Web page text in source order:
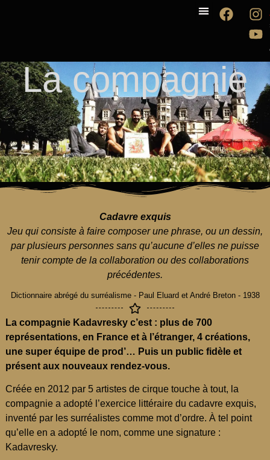
La compagnie
Cadavre exquis
Jeu qui consiste à faire composer une phrase, ou un dessin,
par plusieurs personnes sans qu’aucune d’elles ne puisse
tenir compte de la collaboration ou des collaborations
précédentes.
Dictionnaire abrégé du surréalisme - Paul Eluard et André Breton - 1938
La compagnie Kadavresky c’est : plus de 700
représentations, en France et à l’étranger, 4 créations,
une super équipe de prod’… Puis un public fidèle et
présent aux nouveaux rendez-vous.
Créée en 2012 par 5 artistes de cirque touche à tout, la
compagnie a adopté l’exercice littéraire du cadavre exquis,
inventé par les surréalistes comme mot d’ordre. À tel point
qu’elle en a adopté le nom, comme une signature :
Kadavresky.